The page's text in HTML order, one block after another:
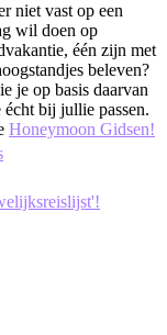
niet vast op een
wil doen op
één zijn met
beleven?
je op basis daarvan
écht bij jullie passen.
Honeymoon Gidsen!